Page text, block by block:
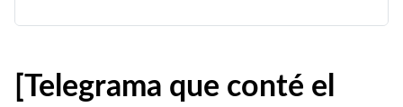
[Telegrama que conté el